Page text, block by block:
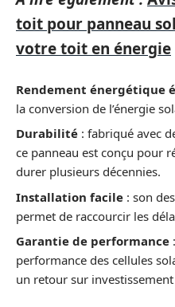
toit pour panneau
votre toit en énergie
Rendement énergétique
la conversion de l’énergie
Durabilité : fabriqué avec
ce panneau est conçu pour
durer plusieurs décennies.
Installation facile : son
permet de raccourcir les
Garantie de performance
performance des cellules
un retour sur